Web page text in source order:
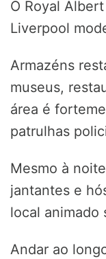
O Royal
Liverpool
Armazéns
museus,
área é
patrulhas
Mesmo à
jantantes e
local animado
Andar ao